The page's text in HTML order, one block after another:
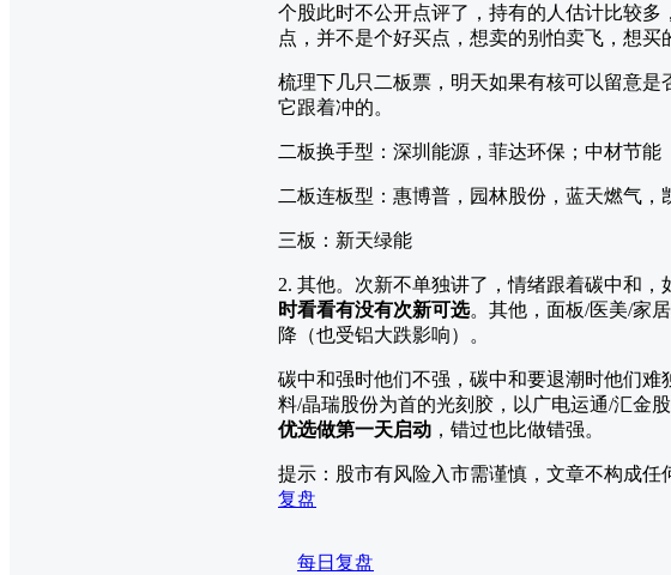
个股此时不公开点评了，持有的人估计比较
点，并不是个好买点，想卖的别怕卖飞，想买
梳理下几只二板票，明天如果有核可以留意
它跟着冲的。
二板换手型：深圳能源，菲达环保；中材节能
二板连板型：惠博普，园林股份，蓝天燃气，
三板：新天绿能
2. 其他。次新不单独讲了，情绪跟着碳中和，
时看看有没有次新可选。其他，面板/医美/家
降（也受铝大跌影响）。
碳中和强时他们不强，碳中和要退潮时他们
料/晶瑞股份为首的光刻胶，以广电运通/汇金
优选做第一天启动 ，错过也比做错强。
提示：股市有风险入市需谨慎，文章不构成任
复盘
每日复盘